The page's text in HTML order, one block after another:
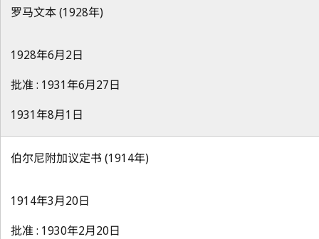
罗马文本 (1928年)
1928年6月2日
批准 : 1931年6月27日
1931年8月1日
伯尔尼附加议定书 (1914年)
1914年3月20日
批准 : 1930年2月20日